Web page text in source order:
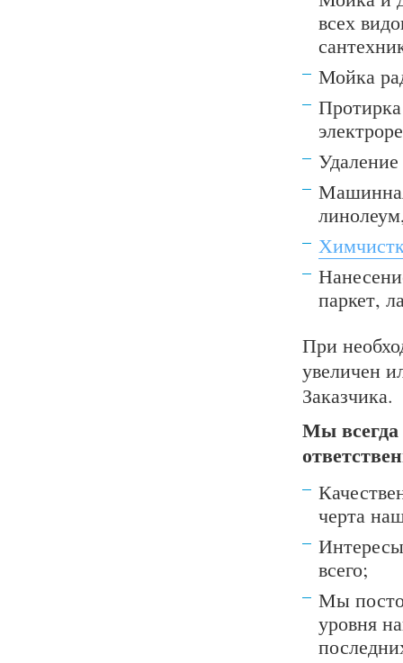
всех
Мойка
паркет,
При
увеличен
Заказчика.
Мы всегда
черта
всего;
Мы
уровня